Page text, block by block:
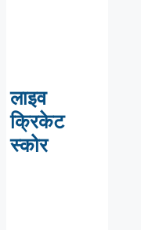
लाइव
क्रिकेट
स्कोर